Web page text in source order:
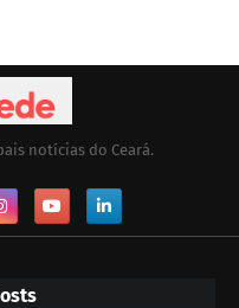
notícias do Ceará.